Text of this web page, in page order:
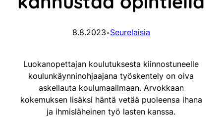
8.8.2023•Seurelaisia
Luokanopettajan koulutuksesta kiinnostuneelle
koulunkäynninohjaajana työskentely on oiva
askellauta koulumaailmaan. Arvokkaan
kokemuksen lisäksi häntä vetää puoleensa ihana
ja ihmisläheinen työ lasten kanssa.